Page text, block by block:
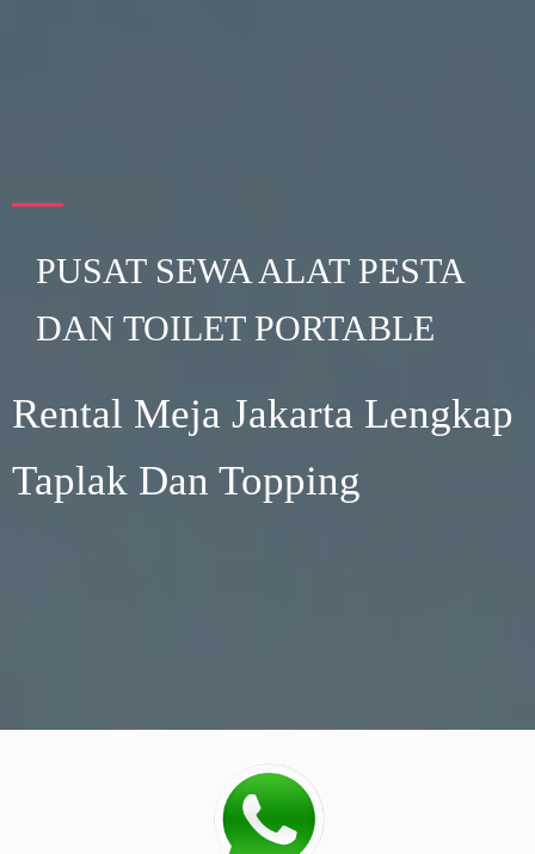
PUSAT SEWA ALAT PESTA
DAN TOILET PORTABLE
Rental Meja Jakarta Lengkap
Taplak Dan Topping